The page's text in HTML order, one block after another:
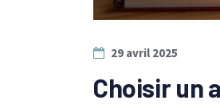
29 avril 2025
Choisir un